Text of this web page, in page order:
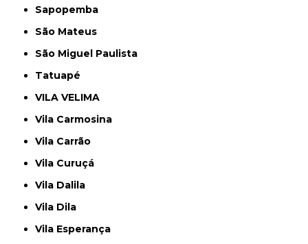
Sapopemba
São Mateus
São Miguel Paulista
Tatuapé
VILA VELIMA
Vila Carmosina
Vila Carrão
Vila Curuçá
Vila Dalila
Vila Dila
Vila Esperança